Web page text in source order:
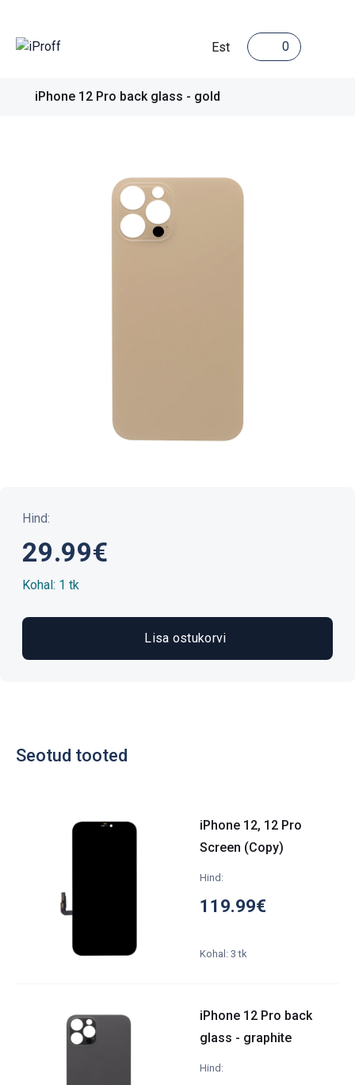
Est 0
iPhone 12 Pro back glass - gold
Hind:
29.99€
Kohal: 1 tk
Lisa ostukorvi
Seotud tooted
iPhone 12, 12 Pro
Screen (Copy)
Hind:
119.99€
Kohal: 3 tk
iPhone 12 Pro back
glass - graphite
Hind: